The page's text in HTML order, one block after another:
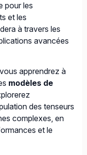
pour les
et les
à travers les
avancées
apprendrez à
modèles de
des tenseurs
complexes, en
et le